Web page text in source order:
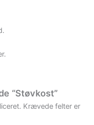
“Støvkost”
Krævede felter er